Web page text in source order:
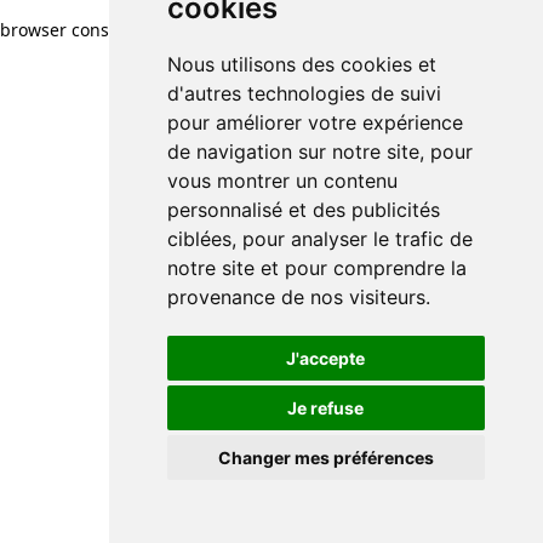
cookies
Nous utilisons des cookies et
d'autres technologies de suivi
pour améliorer votre expérience
de navigation sur notre site, pour
vous montrer un contenu
personnalisé et des publicités
ciblées, pour analyser le trafic de
notre site et pour comprendre la
provenance de nos visiteurs.
J'accepte
Je refuse
Changer mes préférences
browser console for more information)